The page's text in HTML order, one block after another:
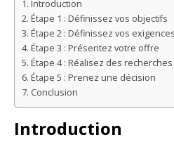
Introduction
Étape 1 : Définissez vos objectifs
Étape 2 : Définissez vos exigences
Étape 3 : Présentez votre offre
Étape 4 : Réalisez des
Étape 5 : Prenez une décision
Conclusion
Introduction